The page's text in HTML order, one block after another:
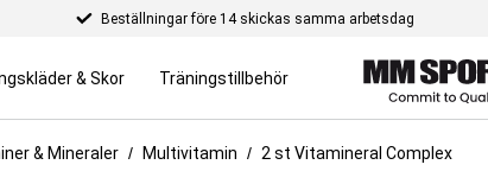
Beställningar före 14 skickas samma arbetsdag
& Skor Träningstillbehör
& Mineraler Multivitamin 2 st Vitamineral Complex